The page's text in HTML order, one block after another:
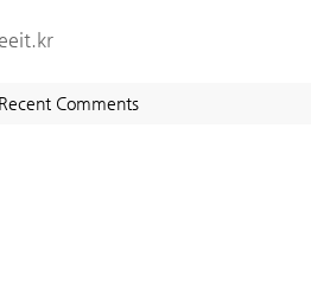
Comments